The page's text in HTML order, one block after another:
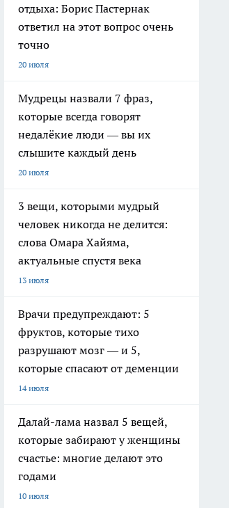
отдыха: Борис Пастернак
ответил на этот вопрос очень
точно
20 июля
Мудрецы назвали 7 фраз,
которые всегда говорят
недалёкие люди — вы их
слышите каждый день
20 июля
3 вещи, которыми мудрый
человек никогда не делится:
слова Омара Хайяма,
актуальные спустя века
13 июля
Врачи предупреждают: 5
фруктов, которые тихо
разрушают мозг — и 5,
которые спасают от деменции
14 июля
Далай-лама назвал 5 вещей,
которые забирают у женщины
счастье: многие делают это
годами
10 июля